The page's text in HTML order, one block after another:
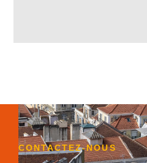
CONTACTEZ-NOUS